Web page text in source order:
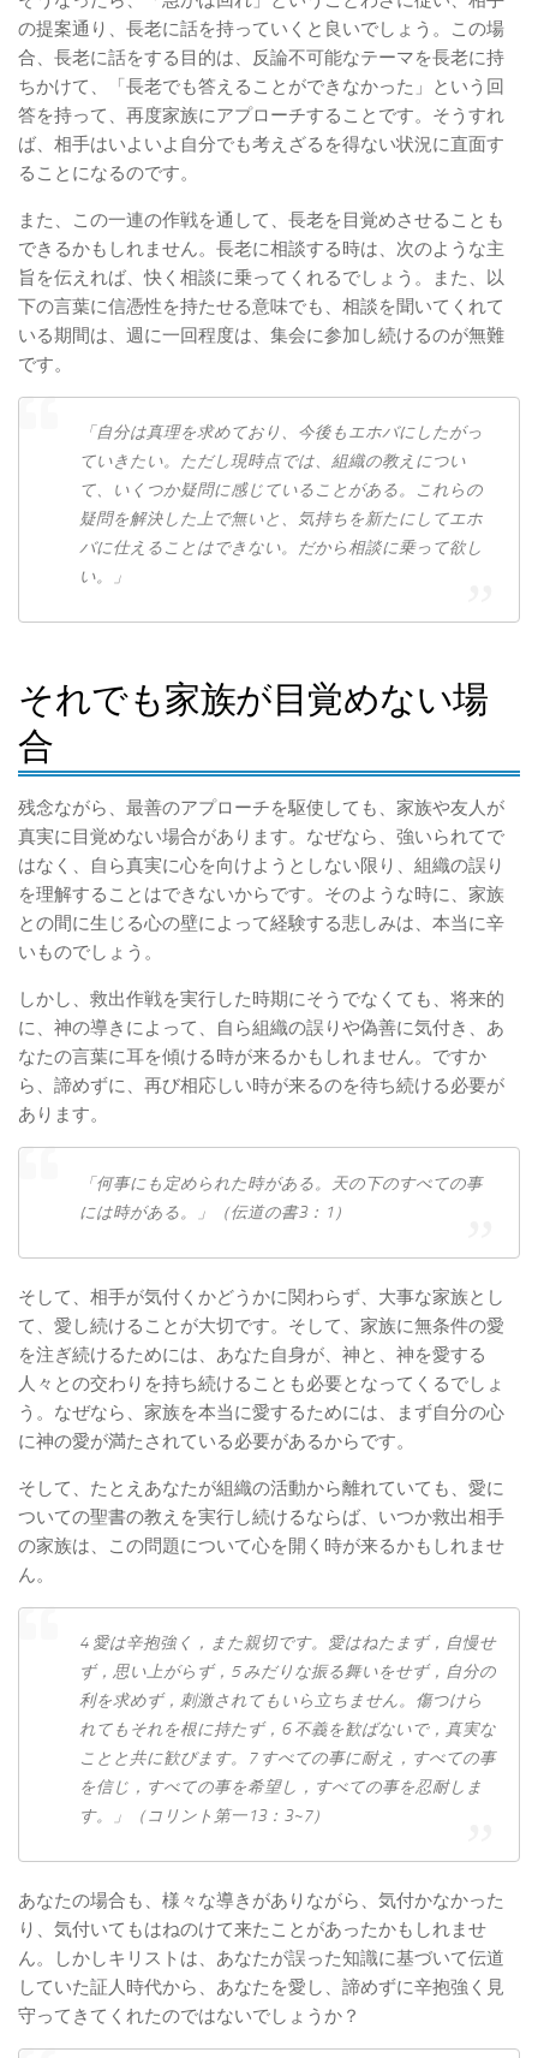
の提案通り、長老に話を持っていくと良いでしょう。この場
合、長老に話をする目的は、反論不可能なテーマを長老に持
ちかけて、「長老でも答えることができなかった」という回
答を持って、再度家族にアプローチすることです。そうすれ
ば、相手はいよいよ自分でも考えざるを得ない状況に直面す
ることになるのです。
また、この一連の作戦を通して、長老を目覚めさせることも
できるかもしれません。長老に相談する時は、次のような主
旨を伝えれば、快く相談に乗ってくれるでしょう。また、以
下の言葉に信憑性を持たせる意味でも、相談を聞いてくれて
いる期間は、週に一回程度は、集会に参加し続けるのが無難
です。
「自分は真理を求めており、今後もエホバにしたがっ
ていきたい。ただし現時点では、組織の教えについ
て、いくつか疑問に感じていることがある。これらの
疑問を解決した上で無いと、気持ちを新たにしてエホ
バに仕えることはできない。だから相談に乗って欲し
い。」
それでも家族が目覚めない場
合
残念ながら、最善のアプローチを駆使しても、家族や友人が
真実に目覚めない場合があります。なぜなら、強いられてで
はなく、自ら真実に心を向けようとしない限り、組織の誤り
を理解することはできないからです。そのような時に、家族
との間に生じる心の壁によって経験する悲しみは、本当に辛
いものでしょう。
しかし、救出作戦を実行した時期にそうでなくても、将来的
に、神の導きによって、自ら組織の誤りや偽善に気付き、あ
なたの言葉に耳を傾ける時が来るかもしれません。ですか
ら、諦めずに、再び相応しい時が来るのを待ち続ける必要が
あります。
「何事にも定められた時がある。天の下のすべての事
には時がある。」（伝道の書3：1）
そして、相手が気付くかどうかに関わらず、大事な家族とし
て、愛し続けることが大切です。そして、家族に無条件の愛
を注ぎ続けるためには、あなた自身が、神と、神を愛する
人々との交わりを持ち続けることも必要となってくるでしょ
う。なぜなら、家族を本当に愛するためには、まず自分の心
に神の愛が満たされている必要があるからです。
そして、たとえあなたが組織の活動から離れていても、愛に
ついての聖書の教えを実行し続けるならば、いつか救出相手
の家族は、この問題について心を開く時が来るかもしれませ
ん。
4 愛は辛抱強く，また親切です。愛はねたまず，自慢せ
ず，思い上がらず，5 みだりな振る舞いをせず，自分の
利を求めず，刺激されてもいら立ちません。傷つけら
れてもそれを根に持たず，6 不義を歓ばないで，真実な
ことと共に歓びます。7 すべての事に耐え，すべての事
を信じ，すべての事を希望し，すべての事を忍耐しま
す。」（コリント第一13：3~7）
あなたの場合も、様々な導きがありながら、気付かなかった
り、気付いてもはねのけて来たことがあったかもしれませ
ん。しかしキリストは、あなたが誤った知識に基づいて伝道
していた証人時代から、あなたを愛し、諦めずに辛抱強く見
守ってきてくれたのではないでしょうか？